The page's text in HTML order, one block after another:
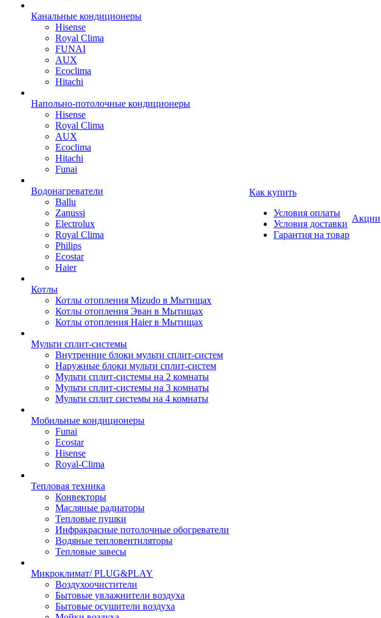
Канальные кондиционеры
Hisense
Royal Clima
FUNAI
AUX
Ecoclima
Hitachi
Напольно-потолочные кондиционеры
Hisense
Royal Clima
AUX
Ecoclima
Hitachi
Funai
Водонагреватели
Ballu
Zanussi
Electrolux
Royal Clima
Philips
Ecostar
Haier
Котлы
Котлы отопления Mizudo в Мытищах
Котлы отопления Эван в Мытищах
Котлы отопления Haier в Мытищах
Мульти сплит-системы
Внутренние блоки мульти сплит-систем
Наружные блоки мульти сплит-систем
Мульти сплит-системы на 2 комнаты
Мульти сплит-системы на 3 комнаты
Мульти сплит системы на 4 комнаты
Мобильные кондиционеры
Funai
Ecostar
Hisense
Royal-Clima
Тепловая техника
Конвекторы
Масляные радиаторы
Тепловые пушки
Инфракрасные потолочные обогреватели
Водяные тепловентиляторы
Тепловые завесы
Микроклимат/ PLUG&PLAY
Воздухоочистители
Бытовые увлажнители воздуха
Бытовые осушители воздуха
Как купить
Условия оплаты
Условия доставки
Гарантия на товар
Акции